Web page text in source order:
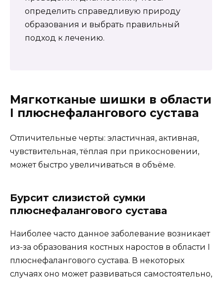
определить справедливую природу
образования и выбрать правильный
подход к лечению.
Мягкотканые шишки в области
I плюснефалангового сустава
Отличительные черты: эластичная, активная,
чувствительная, тёплая при прикосновении,
может быстро увеличиваться в объёме.
Бурсит слизистой сумки
плюснефалангового сустава
Наиболее часто данное заболевание возникает
из-за образования костных наростов в области I
плюснефалангового сустава. В некоторых
случаях оно может развиваться самостоятельно,